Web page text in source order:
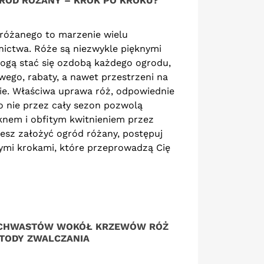
KUPOWAĆ RÓŻE Z
PRAKTYCZNY
DLA
PIĘKNYCH
wyświetlenia
od wieków uznawana
za królową ogrodów.
różnorodnością
more
PRYSKAĆ MIEDZIANEM?
PRAWDA O JEDNYM Z
NAJCZĘŚCIEJ
STOSOWANYCH
OPRYSKÓW
356 wyświetlenia
Róże to jedne z
najpiękniejszych, ale też
Read more
to marzenie wielu
Róże są niezwykle pięknymi
stać się ozdobą każdego ogrodu,
rabaty, a nawet przestrzeni na
Właściwa uprawa róż, odpowiednie
nie przez cały sezon pozwolą
i obfitym kwitnieniem przez
założyć ogród różany, postępuj
krokami, które przeprowadzą Cię
WOKÓŁ KRZEWÓW RÓŻ
ZWALCZANIA